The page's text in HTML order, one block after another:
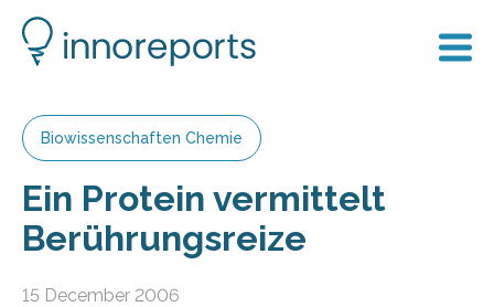
Biowissenschaften Chemie
Ein Protein vermittelt
Berührungsreize
15 December 2006